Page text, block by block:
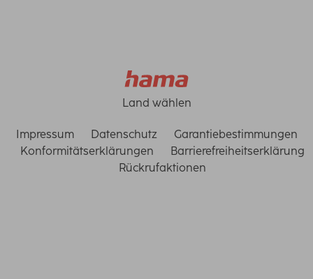
Land wählen
Impressum Datenschutz
Garantiebestimmungen
Konformitätserklärungen
Barrierefreiheitserklärung
Rückrufaktionen